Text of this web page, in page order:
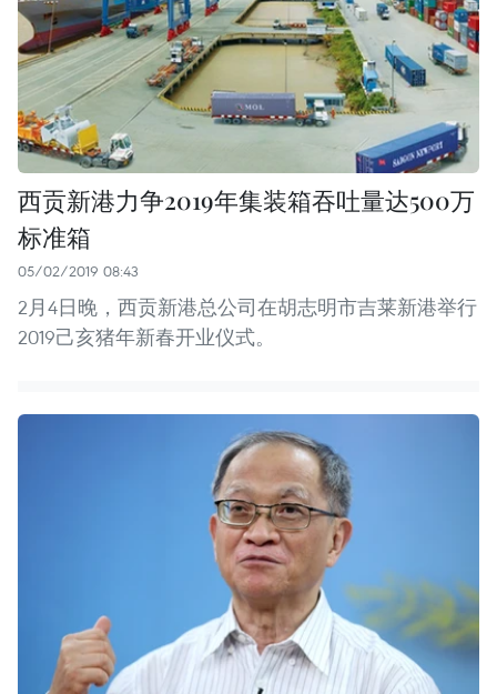
西贡新港力争2019年集装箱吞吐量达500万
标准箱
05/02/2019 08:43
2月4日晚，西贡新港总公司在胡志明市吉莱新港举行
2019己亥猪年新春开业仪式。